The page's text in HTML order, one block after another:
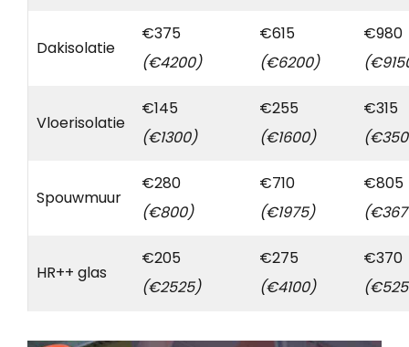
Dakisolatie
€375
(€4200)
€615
(€6200)
€980
Vloerisolatie
€145
(€1300)
€255
(€1600)
€315
Spouwmuur
€280
(€800)
€710
(€1975)
€805
HR++ glas
€205
(€2525)
€275
(€4100)
€370